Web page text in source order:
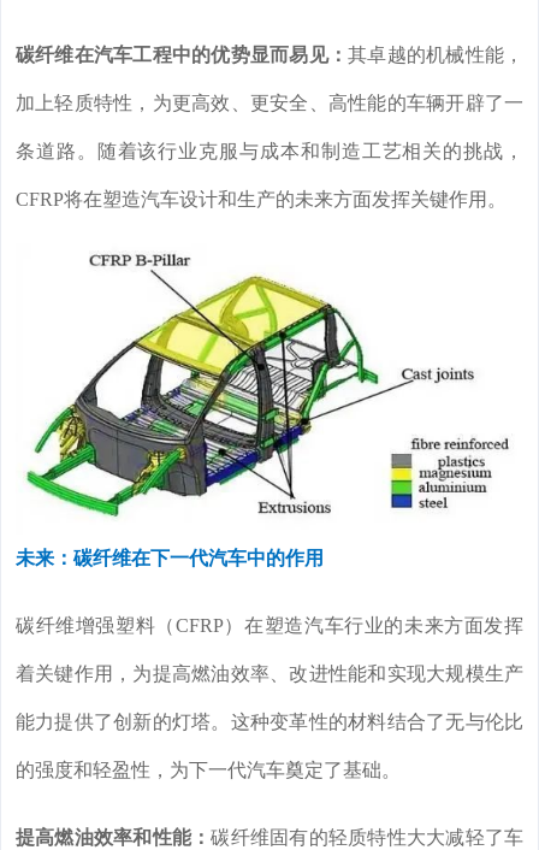
碳纤维在汽车工程中的优势显而易见：其卓越的机械性能，
加上轻质特性，为更高效、更安全、高性能的车辆开辟了一
条道路。随着该行业克服与成本和制造工艺相关的挑战，
CFRP将在塑造汽车设计和生产的未来方面发挥关键作用。
未来：碳纤维在下一代汽车中的作用
碳纤维增强塑料（CFRP）在塑造汽车行业的未来方面发挥
着关键作用，为提高燃油效率、改进性能和实现大规模生产
能力提供了创新的灯塔。这种变革性的材料结合了无与伦比
的强度和轻盈性，为下一代汽车奠定了基础。
提高燃油效率和性能：碳纤维固有的轻质特性大大减轻了车